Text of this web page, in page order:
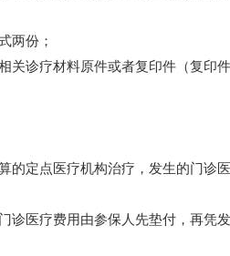
两份；
诊疗材料原件或者复印件（复印件
定点医疗机构治疗，发生的门诊
疗费用由参保人先垫付，再凭